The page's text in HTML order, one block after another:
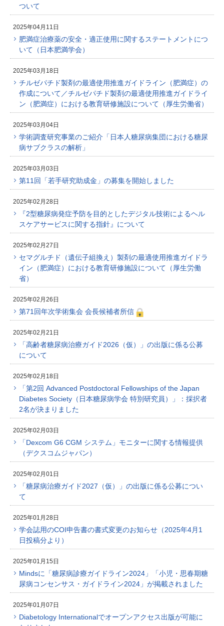
ついて
2025年04月11日
肥満症治療薬の安全・適正使用に関するステートメントにつ
いて（日本肥満学会）
2025年03月18日
チルゼパチド製剤の最適使用推進ガイドライン（肥満症）の
作成について／チルゼパチド製剤の最適使用推進ガイドライ
ン（肥満症）における教育研修施設について（厚生労働省）
2025年03月04日
学術調査研究事業のご紹介「日本人糖尿病集団における糖尿
病サブクラスの解析」
2025年03月03日
第11回「若手研究助成金」の募集を開始しました
2025年02月28日
『2型糖尿病発症予防を目的としたデジタル技術によるヘル
スケアサービスに関する指針』について
2025年02月27日
セマグルチド（遺伝子組換え）製剤の最適使用推進ガイドラ
イン（肥満症）における教育研修施設について（厚生労働
省）
2025年02月26日
第71回年次学術集会 会長候補者所信
2025年02月21日
「高齢者糖尿病治療ガイド2026（仮）」の出版に係る公募
について
2025年02月18日
「第2回 Advanced Postdoctoral Fellowships of the Japan
Diabetes Society（日本糖尿病学会 特別研究員）」：採択者
2名が決まりました
2025年02月03日
「Dexcom G6 CGM システム」モニターに関する情報提供
（デクスコムジャパン）
2025年02月01日
「糖尿病治療ガイド2027（仮）」の出版に係る公募につい
て
2025年01月28日
学会誌用のCOI申告書の書式変更のお知らせ（2025年4月1
日投稿分より）
2025年01月15日
Mindsに「糖尿病診療ガイドライン2024」「小児・思春期糖
尿病コンセンサス・ガイドライン2024」が掲載されました
2025年01月07日
Diabetology Internationalでオープンアクセス出版が可能に